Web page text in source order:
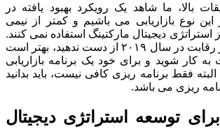
بالا، ما شاهد یک رویکرد بهبود یافته در
نوع بازاریابی می باشیم و کمتر از نیمی
دیجیتال مارکتینگ استفاده نمی کنند.
اگر می خواهید بازار رقابت در سال ۲۰۱۹ از دست ندهید، بهتر است
کار شوید و برای خود یک برنامه بازاریابی
البته فقط برنامه ریزی کافی نیست، باید بدانید
ریزی می باشد.
توسعه استراتژی دیجیتال